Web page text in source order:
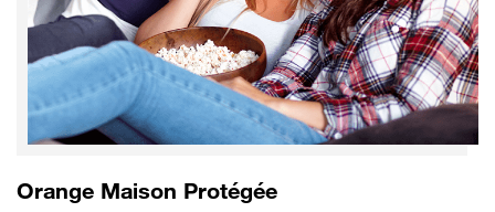
Orange Maison Protégée